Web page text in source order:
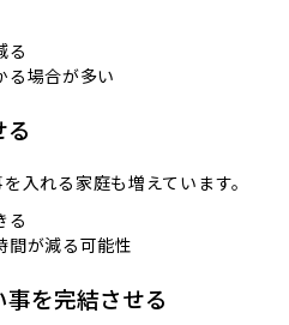
る
る場合が多い
入れる家庭も増えています。
る
間が減る可能性
を完結させる